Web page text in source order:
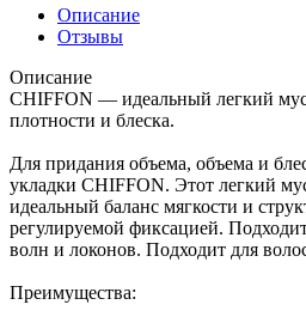
Описание
Отзывы
Описание
CHIFFON — идеальный легкий
плотности и блеска.
Для придания объема, объема и
укладки CHIFFON. Этот легкий
идеальный баланс мягкости и
регулируемой фиксацией.
волн и локонов. Подходит для
Преимущества: